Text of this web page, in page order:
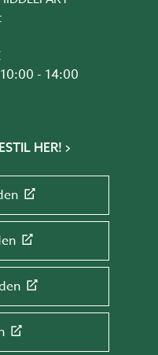
- 14:00
HER!